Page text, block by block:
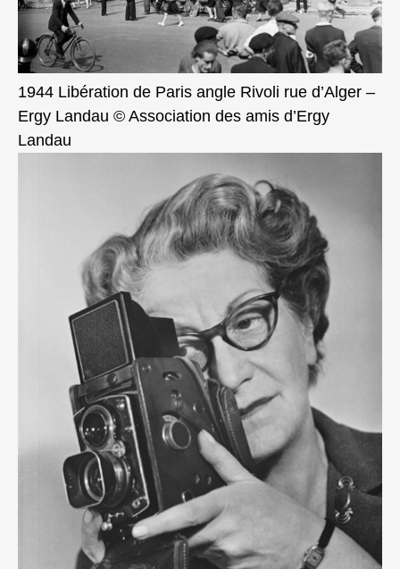
1944 Libération de Paris angle Rivoli rue d’Alger –
Ergy Landau © Association des amis d’Ergy
Landau